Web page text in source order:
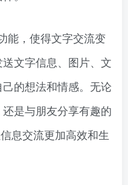
能，使得文字交流变
文字信息、图片、文
的想法和情感。无论
是与朋友分享有趣的
息交流更加高效和生